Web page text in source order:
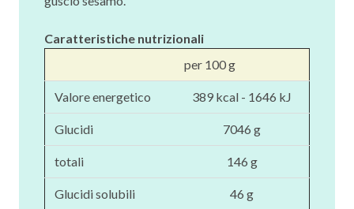
Caratteristiche nutrizionali
per 100 g
Valore energetico 389 kcal - 1646 kJ
Glucidi 7046 g
totali 146 g
Glucidi solubili 46 g